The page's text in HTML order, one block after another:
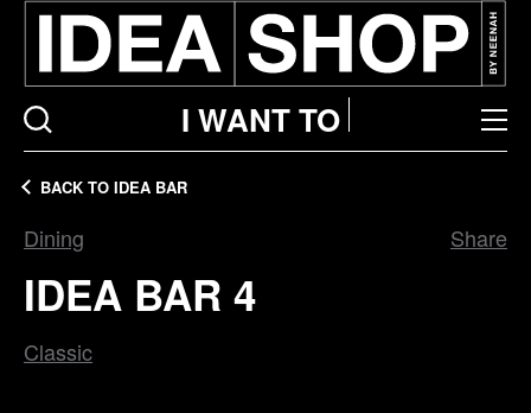
I WANT TO
BACK TO IDEA BAR
Dining Share
Classic
IDEA BAR 4